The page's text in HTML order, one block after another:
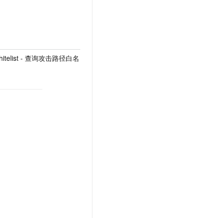
- 查询攻击路径白名